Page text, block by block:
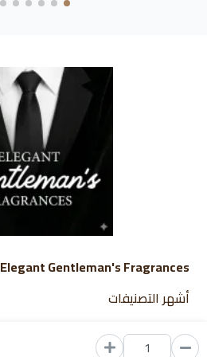
Elegant Gentleman's Fragrances
أشهر التصنيفات
اتصل بنا